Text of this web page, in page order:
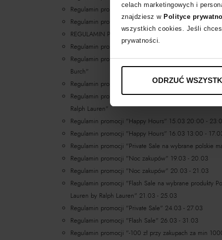
celach marketingowych i
znajdziesz w Polityce
wszystkich cookies. Jeśli
prywatności.
ODRZUĆ
Regulamin promocji "Women's Day"
Regulamin promocji "Women's Day -15% z kodem
REGULAMIN PROMOCJI „Dolce & Gabbana -
Regulamin promocji Noc zakupów na wybrane kosmetyki
Regulamin promocji "Private Sale na produkty Dolce &
Burch"
Regulamin promocji "Private Sale na buty i torby"
Regulamin promocji "Noc zakupów na produkty Polo
Ralph Lauren"
Regulamin promocji "Happy Hours" 15.03 20:00 -
Regulamin promocji "Happy Hours" 16.03 13:00 -
Regulamin promocji "Private Sale na wybrane polskie
Regulamin promocji "Noc zakupów" 19.03 - 20.03
Regulamin promocji "Noc zakupów" 20.03 - 21.03
Regulamin promocji "Flash Sale na wybrane produkty
Lauren by Ralph Lauren" 21.03 - 25.03
Regulamin promocji "Private Sale" 24.03 - 27.03
Regulamin promocji "Flash Sale" 26.03 - 31.03
Regulamin promocji "-100 zł przy zakupach za min